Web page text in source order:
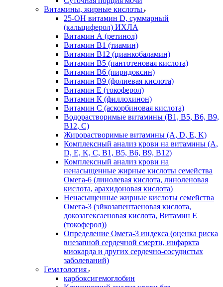
Витамины, жирные кислоты
25-OH витамин D, суммарный
(кальциферол) ИХЛА
Витамин А (ретинол)
Витамин В1 (тиамин)
Витамин В12 (цианкобаламин)
Витамин В5 (пантотеновая кислота)
Витамин В6 (пиридоксин)
Витамин В9 (фолиевая кислота)
Витамин Е (токоферол)
Витамин К (филлохинон)
Витамин С (аскорбиновая кислота)
Водорастворимые витамины (B1, B5, B6, В9,
В12, С)
Жирорастворимые витамины (A, D, E, K)
Комплексный анализ крови на витамины (A,
D, E, K, C, B1, B5, B6, В9, B12)
Комплексный анализ крови на
ненасыщенные жирные кислоты семейства
Омега-6 (линолевая кислота, линоленовая
кислота, арахидоновая кислота)
Ненасыщенные жирные кислоты семейства
Омега-3 (эйкозапентаеновая кислота,
докозагексаеновая кислота, Витамин E
(токоферол))
Определение Омега-3 индекса (оценка риска
внезапной сердечной смерти, инфаркта
миокарда и других сердечно-сосудистых
заболеваний)
Гематология
карбоксигемоглобин